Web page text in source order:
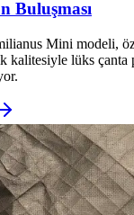
Buluşması
Mini modeli,
kalitesiyle lüks çanta